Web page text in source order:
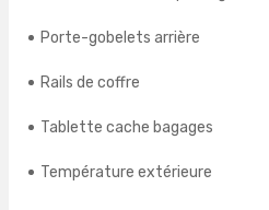
Porte-gobelets arrière
Rails de coffre
Tablette cache bagages
Température extérieure